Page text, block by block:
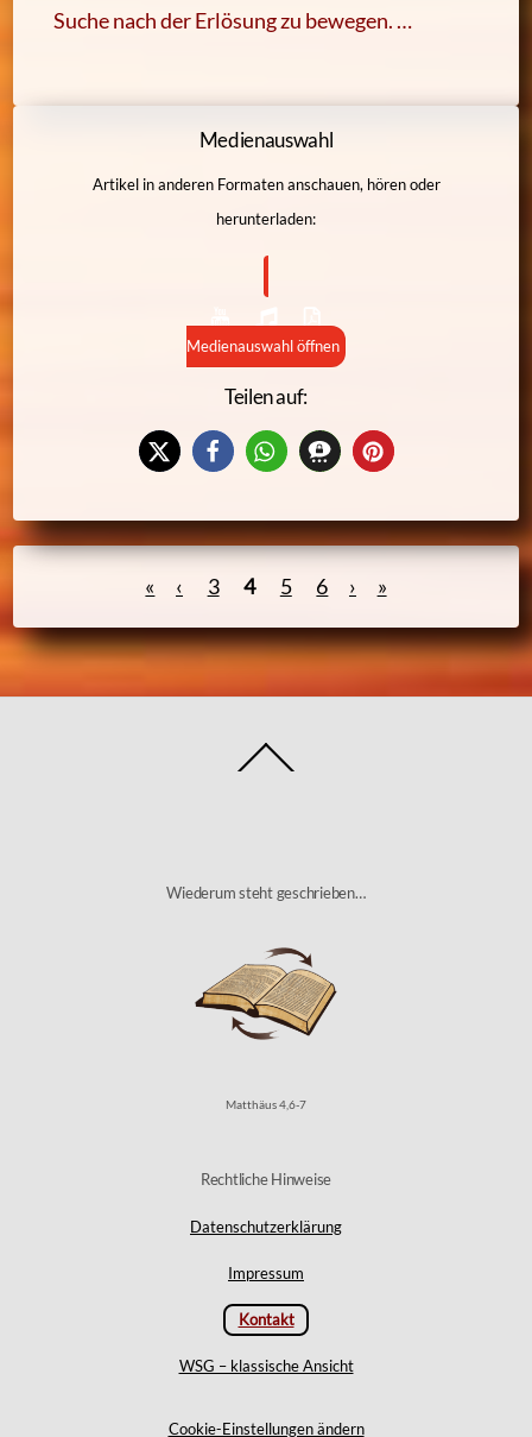
Suche nach der Erlösung zu bewegen. …
Medienauswahl
Artikel in anderen Formaten anschauen, hören oder
herunterladen:
Medienauswahl öffnen
Teilen auf:
« ‹ 3 4 5 6 › »
To
Wiederum steht geschrieben…
Matthäus 4,6-7
Rechtliche Hinweise
Datenschutzerklärung
Impressum
Kontakt
WSG – klassische Ansicht
Cookie-Einstellungen ändern